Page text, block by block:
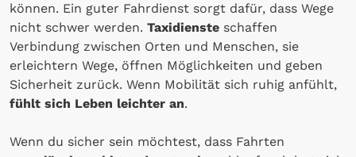
können. Ein guter Fahrdienst sorgt dafür, dass Wege
nicht schwer werden. Taxidienste schaffen
Verbindung zwischen Orten und Menschen, sie
erleichtern Wege, öffnen Möglichkeiten und geben
Sicherheit zurück. Wenn Mobilität sich ruhig anfühlt,
fühlt sich Leben leichter an.
Wenn du sicher sein möchtest, dass Fahrten